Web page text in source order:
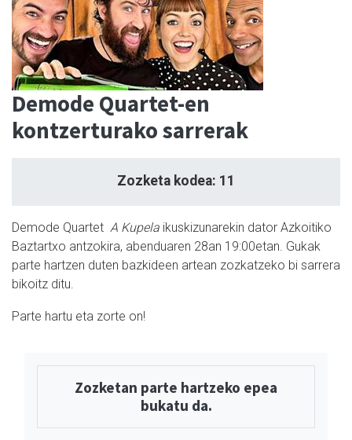
Demode Quartet-en
kontzerturako sarrerak
Zozketa kodea: 11
Demode Quartet A Kupela ikuskizunarekin dator Azkoitiko
Baztartxo antzokira, abenduaren 28an 19:00etan. Gukak
parte hartzen duten bazkideen artean zozkatzeko bi sarrera
bikoitz ditu.
Parte hartu eta zorte on!
Zozketan parte hartzeko epea
bukatu da.